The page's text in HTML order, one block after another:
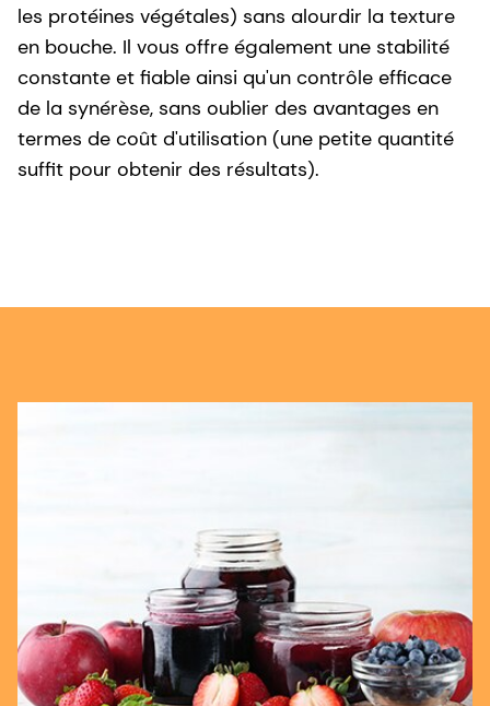
les protéines végétales) sans alourdir la texture
en bouche. Il vous offre également une stabilité
constante et fiable ainsi qu'un contrôle efficace
de la synérèse, sans oublier des avantages en
termes de coût d'utilisation (une petite quantité
suffit pour obtenir des résultats).